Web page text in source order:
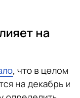
на
, что в целом
на декабрь и